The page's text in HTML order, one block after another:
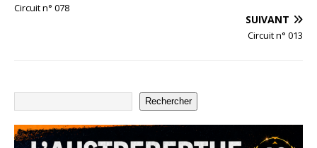
-200
200
Altitude (m)
Circuit n° 078
SUIVANT
Circuit n° 013
Rechercher